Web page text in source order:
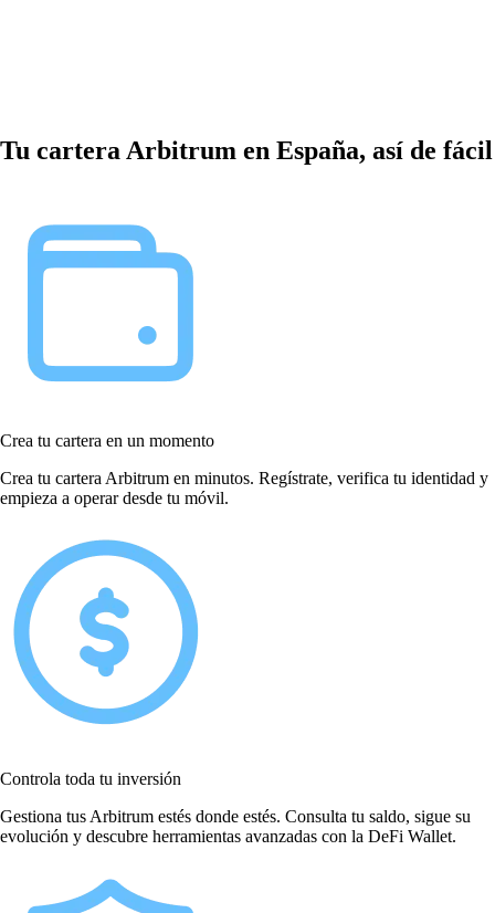
Tu cartera Arbitrum en España, así de fácil
Crea tu cartera en un momento
Crea tu cartera Arbitrum en minutos. Regístrate, verifica tu identidad y
empieza a operar desde tu móvil.
Controla toda tu inversión
Gestiona tus Arbitrum estés donde estés. Consulta tu saldo, sigue su
evolución y descubre herramientas avanzadas con la DeFi Wallet.